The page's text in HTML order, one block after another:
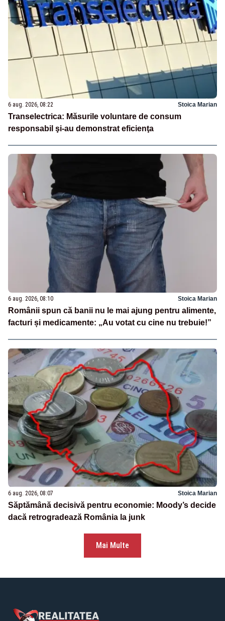
6 aug. 2026, 08:22 Stoica Marian
Transelectrica: Măsurile voluntare de consum
responsabil şi-au demonstrat eficienţa
6 aug. 2026, 08:10 Stoica Marian
Românii spun că banii nu le mai ajung pentru alimente,
facturi și medicamente: „Au votat cu cine nu trebuie!”
6 aug. 2026, 08:07 Stoica Marian
Săptămână decisivă pentru economie: Moody’s decide
dacă retrogradează România la junk
Mai Multe